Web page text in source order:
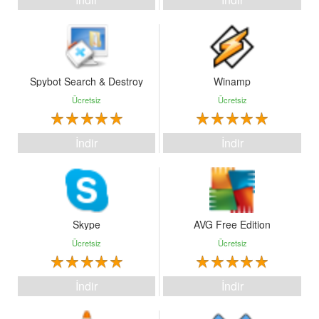
Spybot Search & Destroy
Ücretsiz
İndir
Winamp
Ücretsiz
İndir
Skype
Ücretsiz
İndir
AVG Free Edition
Ücretsiz
İndir